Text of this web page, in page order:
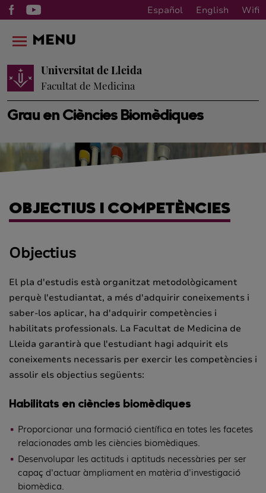
Español English Wifi
Grau en Ciències Biomèdiques
Universitat de Lleida
Facultat de Medicina
MENU
OBJECTIUS I COMPETÈNCIES
Objectius
El pla d'estudis està organitzat metodològicament
perquè l'estudiantat, a més d'adquirir coneixements i
saber-los aplicar, ha d'adquirir competències i
habilitats professionals. La Facultat de Medicina de
Lleida garantirà que l'estudiant hagi adquirit els
coneixements necessaris per exercir les competències i
assolir els objectius següents:
Habilitats en ciències biomèdiques
Proporcionar una formació científica en totes les facetes
relacionades amb les ciències biomèdiques.
Desenvolupar les actituds i aptituds necessàries per ser
capaç d'actuar àmpliament en matèria d'investigació
biomèdica.